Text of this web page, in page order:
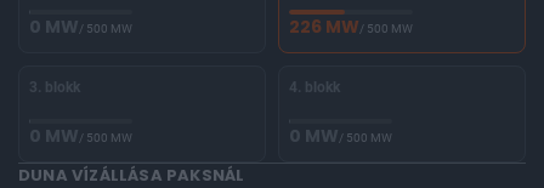
0 MW/ 500 MW 226 MW/ 500 MW
3. blokk
0 MW/ 500 MW
4. blokk
0 MW/ 500 MW
DUNA VÍZÁLLÁSA PAKSNÁL